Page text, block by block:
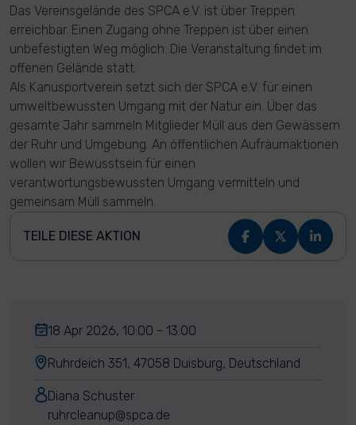
Das Vereinsgelände des SPCA e.V. ist über Treppen
erreichbar. Einen Zugang ohne Treppen ist über einen
unbefestigten Weg möglich. Die Veranstaltung findet im
offenen Gelände statt.
Als Kanusportverein setzt sich der SPCA e.V. für einen
umweltbewussten Umgang mit der Natur ein. Über das
gesamte Jahr sammeln Mitglieder Müll aus den Gewässern
der Ruhr und Umgebung. An öffentlichen Aufräumaktionen
wollen wir Bewusstsein für einen
verantwortungsbewussten Umgang vermitteln und
gemeinsam Müll sammeln.
TEILE DIESE AKTION
18 Apr 2026, 10:00 - 13:00
Ruhrdeich 351, 47058 Duisburg, Deutschland
Diana Schuster
ruhrcleanup@spca.de